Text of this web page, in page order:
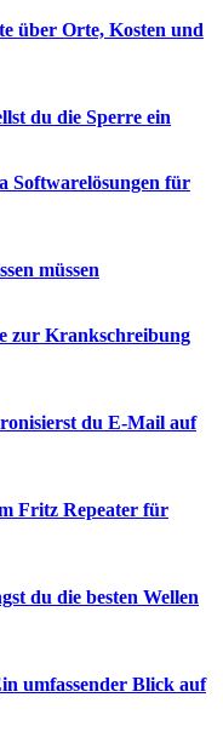
über Orte, Kosten und
du die Sperre ein
Softwarelösungen für
müssen
zur Krankschreibung
du E-Mail auf
Fritz Repeater für
du die besten Wellen
umfassender Blick auf